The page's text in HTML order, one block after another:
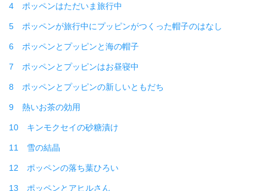
4 ポッペンはただいま旅行中
5 ポッペンが旅行中にプッピンがつくった帽子のはなし
6 ポッペンとプッピンと海の帽子
7 ポッペンとプッピンはお昼寝中
8 ポッペンとプッピンの新しいともだち
9 熱いお茶の効用
10 キンモクセイの砂糖漬け
11 雪の結晶
12 ポッペンの落ち葉ひろい
13 ポッペンとアヒルさん